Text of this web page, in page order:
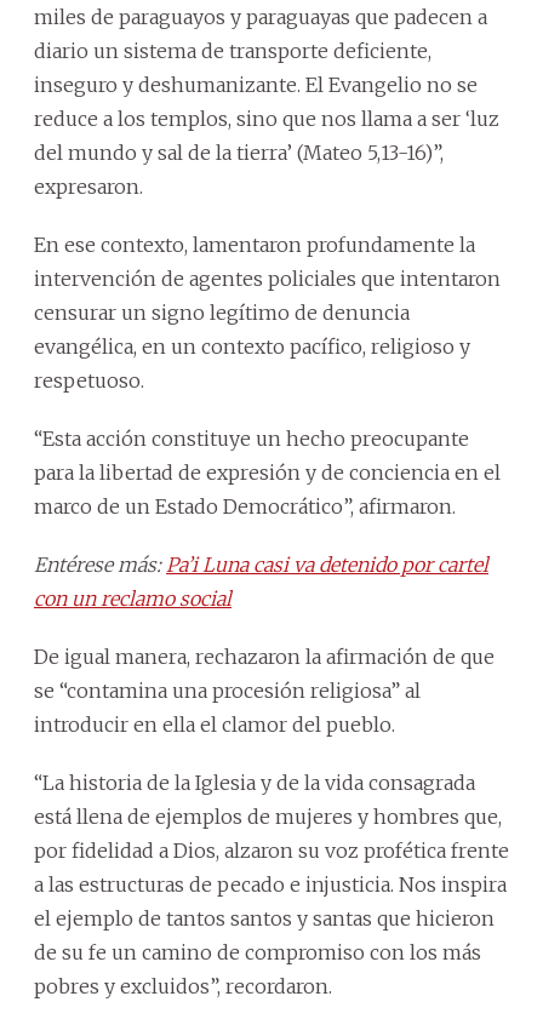
miles de paraguayos y paraguayas que padecen a
diario un sistema de transporte deficiente,
inseguro y deshumanizante. El Evangelio no se
reduce a los templos, sino que nos llama a ser ‘luz
del mundo y sal de la tierra’ (Mateo 5,13-16)”,
expresaron.
En ese contexto, lamentaron profundamente la
intervención de agentes policiales que intentaron
censurar un signo legítimo de denuncia
evangélica, en un contexto pacífico, religioso y
respetuoso.
“Esta acción constituye un hecho preocupante
para la libertad de expresión y de conciencia en el
marco de un Estado Democrático”, afirmaron.
Entérese más: Pa’i Luna casi va detenido por cartel
con un reclamo social
De igual manera, rechazaron la afirmación de que
se “contamina una procesión religiosa” al
introducir en ella el clamor del pueblo.
“La historia de la Iglesia y de la vida consagrada
está llena de ejemplos de mujeres y hombres que,
por fidelidad a Dios, alzaron su voz profética frente
a las estructuras de pecado e injusticia. Nos inspira
el ejemplo de tantos santos y santas que hicieron
de su fe un camino de compromiso con los más
pobres y excluidos”, recordaron.